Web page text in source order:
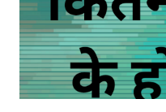
right has ...